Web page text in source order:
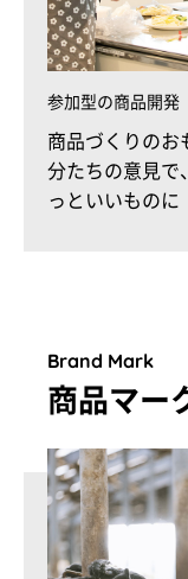
参加型の商品開発
商品づくりのお
分たちの意見で
っといいものに
Brand Mark
商品マー